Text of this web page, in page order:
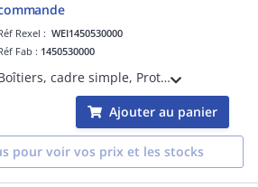
Rexel :WEI1450530000
Fab : 1450530000
Boîtiers, cadre simple, Protection métallique, Verrouillage bouton de commande, Couleur: noir (similaire à RAL 9005), IP65, fermé
Ajouter au panier
pour voir vos prix et les stocks